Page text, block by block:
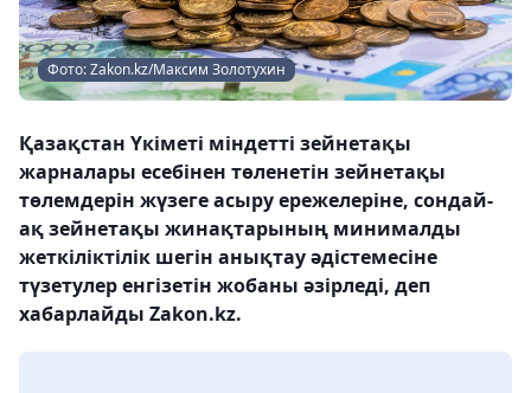
Фото: Zakon.kz/Максим Золотухин
Қазақстан Үкіметі міндетті зейнетақы
жарналары есебінен төленетін зейнетақы
төлемдерін жүзеге асыру ережелеріне, сондай-
ақ зейнетақы жинақтарының минималды
жеткіліктілік шегін анықтау әдістемесіне
түзетулер енгізетін жобаны әзірледі, деп
хабарлайды Zakon.kz.